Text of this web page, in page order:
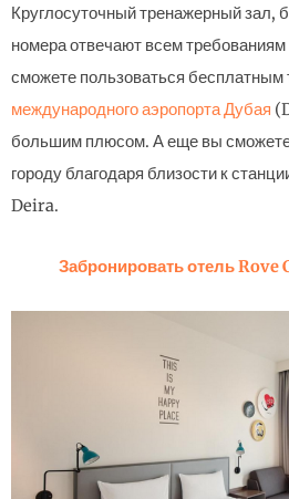
Круглосуточный тренажерный зал,
номера отвечают всем
сможете пользоваться
международного аэропорта Дубая
большим плюсом. А еще вы сможете
городу благодаря близости к
Deira.
Забронировать отель Rove